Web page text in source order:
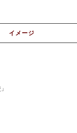
イメージ